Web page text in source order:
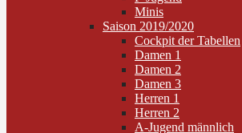
Minis
Saison 2019/2020
Cockpit der Tabellen
Damen 1
Damen 2
Damen 3
Herren 1
Herren 2
A-Jugend männlich